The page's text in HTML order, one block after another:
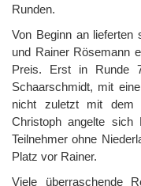
Runden.
Von Beginn an lieferten
und Rainer Rösemann
Preis. Erst in Runde
Schaarschmidt, mit
nicht zuletzt mit dem
Christoph angelte sich
Teilnehmer ohne
Platz vor Rainer.
Viele überraschende